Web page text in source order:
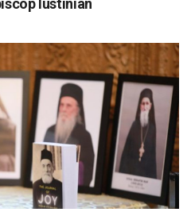
Iustinian